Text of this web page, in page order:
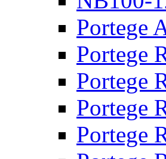
Portege
Portege
Portege
Portege
Portege